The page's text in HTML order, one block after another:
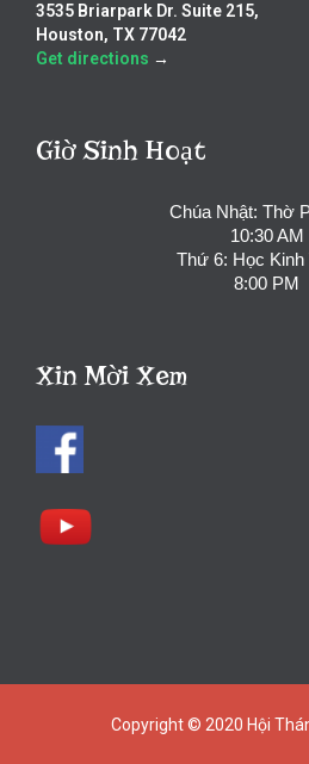
3535 Briarpark Dr. Suite 215,
Houston, TX 77042
Get directions →
Giờ Sinh Hoạt
Chúa Nhật: Thờ
10:30 AM
Thứ 6: Học Kinh
8:00 PM
Xin Mời Xem
Copyright © 2020 Hội